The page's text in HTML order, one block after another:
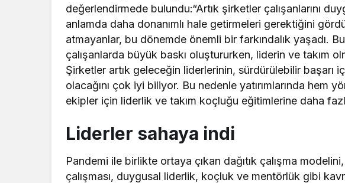
değerlendirmede bulundu:“Artık şirketler çalışanlarını
anlamda daha donanımlı hale getirmeleri gerektiğini
atmayanlar, bu dönemde önemli bir farkındalık yaşadı.
çalışanlarda büyük baskı oluştururken, liderin ve takım
Şirketler artık geleceğin liderlerinin, sürdürülebilir başarı
olacağını çok iyi biliyor. Bu nedenle yatırımlarında hem
ekipler için liderlik ve takım koçluğu eğitimlerine daha
Liderler sahaya indi
Pandemi ile birlikte ortaya çıkan dağıtık çalışma
çalışması, duygusal liderlik, koçluk ve mentörlük gibi